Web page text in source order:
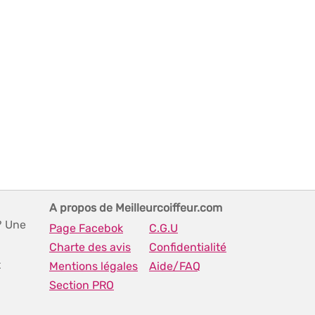
Une
A propos de Meilleurcoiffeur.com
Page Facebok
C.G.U
Charte des avis
Confidentialité
Mentions légales
Aide/FAQ
Section PRO